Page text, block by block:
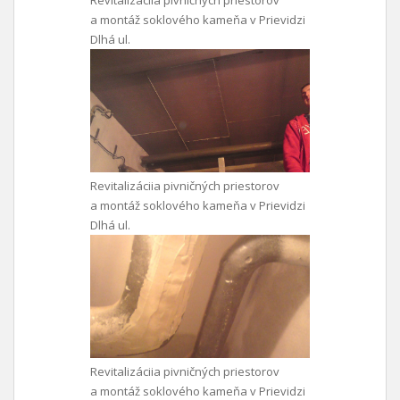
a montáž soklového kameňa v Prievidzi
Dlhá ul.
Revitalizáciia pivničných priestorov
a montáž soklového kameňa v Prievidzi
Dlhá ul.
Revitalizáciia pivničných priestorov
a montáž soklového kameňa v Prievidzi